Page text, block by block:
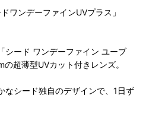
ワンデーファインUVプラス」
シード ワンデーファイン ユーブ
超薄型UVカット付きレンズ。
なシード独自のデザインで、1日ず